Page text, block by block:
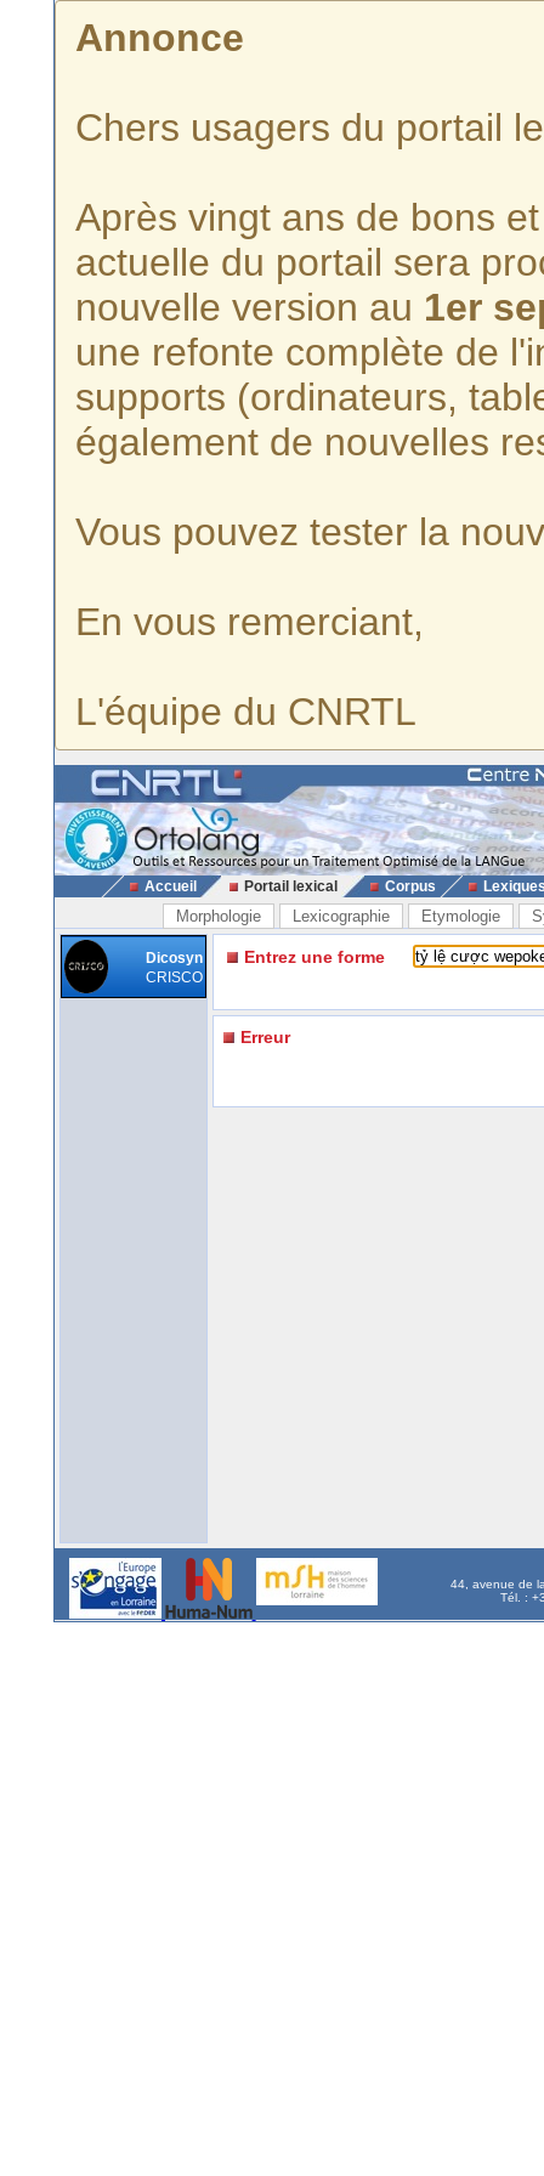
Annonce
Chers usagers du portail
Après vingt ans de bons
actuelle du portail sera
nouvelle version au 1er
une refonte complète de
supports (ordinateurs,
également de nouvelles
Vous pouvez tester la
En vous remerciant,
L'équipe du CNRTL
Accueil Portail lexical Corpus
Morphologie Lexicographie Etymologie
Dicosyn
CRISCO
Entrez une forme
Erreur
44, avenue de
Tél. :